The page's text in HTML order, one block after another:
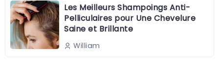
Les Meilleurs Shampoings Anti-
Pelliculaires pour Une Chevelure
Saine et Brillante
William